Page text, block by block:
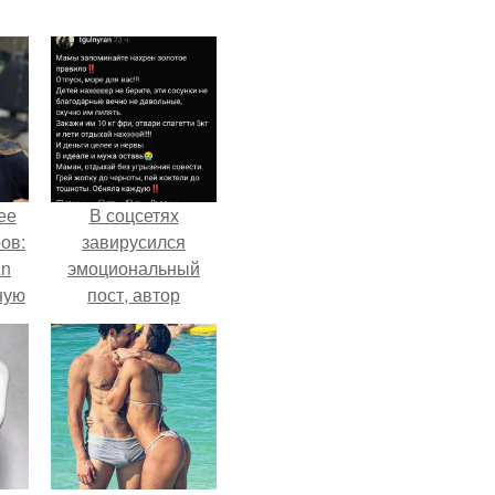
В соцсетях
завирусился
эмоциональный
пост, автор
которого призвала
матерей отдыхать
без детей и не
испытывать
чувство вины.